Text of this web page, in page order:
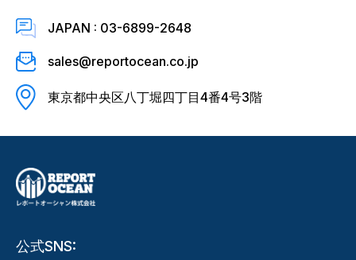
JAPAN : 03-6899-2648
sales@reportocean.co.jp
東京都中央区八丁堀四丁目4番4号3階
公式SNS: